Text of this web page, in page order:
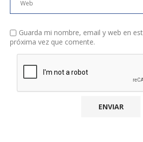
Guarda mi nombre, email y web en
próxima vez que comente.